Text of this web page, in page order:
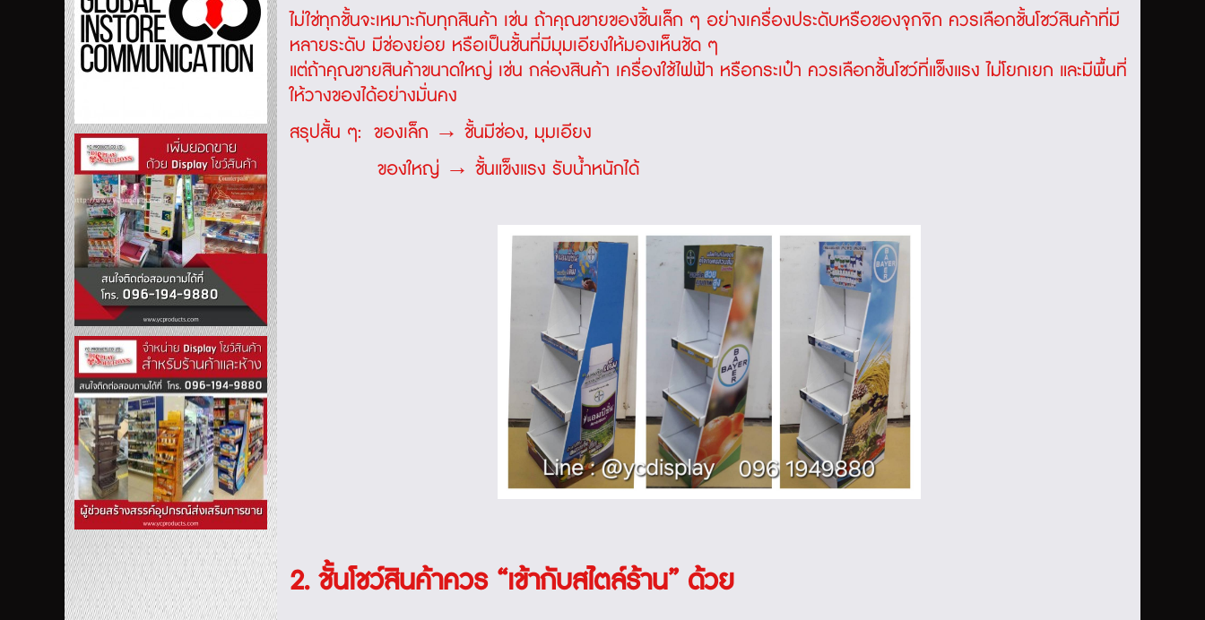
ไม่ใช่ทุกชั้นจะเหมาะกับทุกสินค้า เช่น ถ้าคุณขายของชิ้นเล็ก ๆ อย่างเครื่องประดับหรือของจุกจิก ควรเลือกชั้นโชว์สินค้าที่มี
หลายระดับ มีช่องย่อย หรือเป็นชั้นที่มีมุมเอียงให้มองเห็นชัด ๆ
แต่ถ้าคุณขายสินค้าขนาดใหญ่ เช่น กล่องสินค้า เครื่องใช้ไฟฟ้า หรือกระเป๋า ควรเลือกชั้นโชว์ที่แข็งแรง ไม่โยกเยก และมีพื้นที่
ให้วางของได้อย่างมั่นคง
สรุปสั้น ๆ: ของเล็ก → ชั้นมีช่อง, มุมเอียง
ของใหญ่ → ชั้นแข็งแรง รับน้ำหนักได้
2. ชั้นโชว์สินค้าควร “เข้ากับสไตล์ร้าน” ด้วย